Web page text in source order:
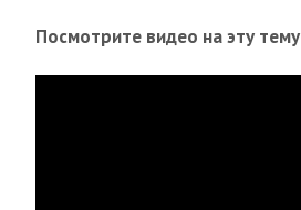
Посмотрите видео на эту тему